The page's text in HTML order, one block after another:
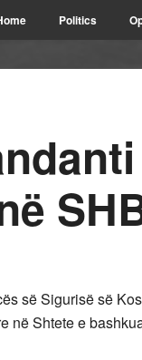
Politics
së Sigurisë së
në Shtete e